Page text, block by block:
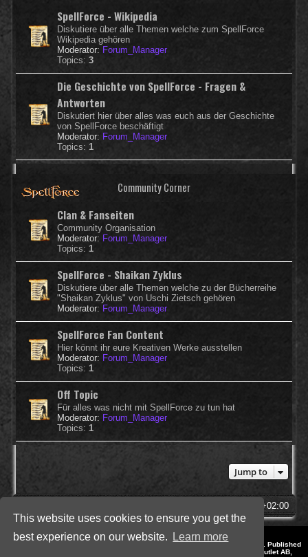
This website uses cookies to ensure you get the
best experience on our website.
Learn more
SpellForce - Wikipedia
Diskutiere über alle Themen welche zum SpellForce
Wikipedia gehören
Moderator: Forum_Manager
Topics: 3
Die Geschichte von SpellForce - Fragen &
Antworten
Diskutiert hier über alles was euch aus der Geschichte
von SpellForce beschäftigt
Moderator: Forum_Manager
Topics: 1
Community Corner
Clan & Fanseiten
Community Organisation
Moderator: Forum_Manager
Topics: 1
SpellForce - Shaikan Zyklus
Diskutiere über alle Themen welche zu der Bücherreihe
"Shaikan Zyklus" von Uschi Zietsch gehören
Moderator: Forum_Manager
SpellForce Fan Content
Hier könnt ihr eure Kreativen Werke ausstellen
Moderator: Forum_Manager
Topics: 1
Off Topic
Für alles was nicht mit SpellForce zu tun hat
Moderator: Forum_Manager
Topics: 1
Jump to
UTC+02:00
Style by IT-Huskys for
© 2014-2023 by THQNordic GmbH, Austria. Published
by THQNordic GmbH. SpellForce is a registered trademark of GO Game Outlet AB,